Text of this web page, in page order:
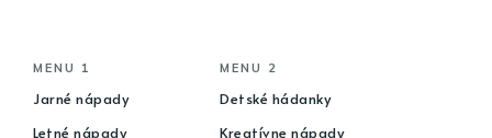
MENU 1
Jarné nápady
Letné nápady
MENU 2
Detské hádanky
Kreatívne nápady